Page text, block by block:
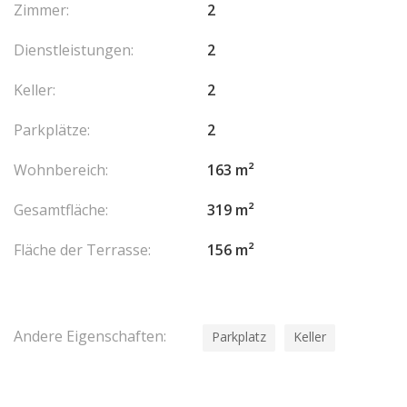
Pour plus de renseignements ou pour organiser une visite,
Zimmer:
2
Dienstleistungen:
2
Keller:
2
Parkplätze:
2
Wohnbereich:
163 m²
Gesamtfläche:
319 m²
Fläche der Terrasse:
156 m²
Andere Eigenschaften: Parkplatz Keller